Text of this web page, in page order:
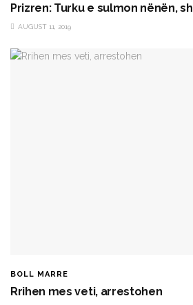
Prizren: Turku e sulmon nënën,
AUGUST 11, 2019
BOLL MARRE
Rrihen mes veti, arrestohen